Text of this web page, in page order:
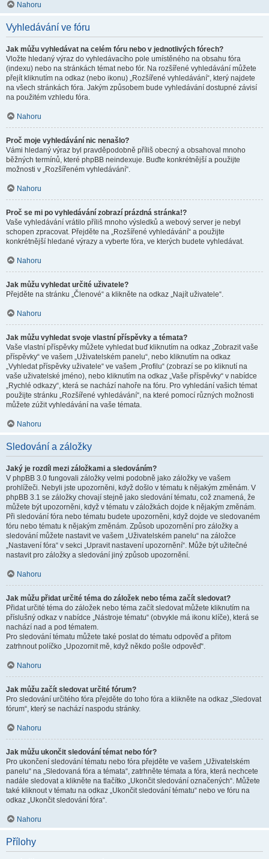
Nahoru
Vyhledávání ve fóru
Jak můžu vyhledávat na celém fóru nebo v jednotlivých fórech?
Vložte hledaný výraz do vyhledávacího pole umístěného na obsahu fóra
(indexu) nebo na stránkách témat nebo fór. Na rozšířené vyhledávání můžete
přejít kliknutím na odkaz (nebo ikonu) „Rozšířené vyhledávání“, který najdete
na všech stránkách fóra. Jakým způsobem bude vyhledávání dostupné závisí
na použitém vzhledu fóra.
Nahoru
Proč moje vyhledávání nic nenašlo?
Vámi hledaný výraz byl pravděpodobně příliš obecný a obsahoval mnoho
běžných termínů, které phpBB neindexuje. Buďte konkrétnější a použijte
možnosti v „Rozšířeném vyhledávání“.
Nahoru
Proč se mi po vyhledávání zobrazí prázdná stránka!?
Vaše vyhledávání vrátilo příliš mnoho výsledků a webový server je nebyl
schopen zpracovat. Přejděte na „Rozšířené vyhledávání“ a použijte
konkrétnější hledané výrazy a vyberte fóra, ve kterých budete vyhledávat.
Nahoru
Jak můžu vyhledat určité uživatele?
Přejděte na stránku „Členové“ a klikněte na odkaz „Najít uživatele“.
Nahoru
Jak můžu vyhledat svoje vlastní příspěvky a témata?
Vaše vlastní příspěvky můžete vyhledat buď kliknutím na odkaz „Zobrazit vaše
příspěvky“ ve vašem „Uživatelském panelu“, nebo kliknutím na odkaz
„Vyhledat příspěvky uživatele“ ve vašem „Profilu“ (zobrazí se po kliknutí na
vaše uživatelské jméno), nebo kliknutím na odkaz „Vaše příspěvky“ v nabídce
„Rychlé odkazy“, která se nachází nahoře na fóru. Pro vyhledání vašich témat
použijte stránku „Rozšířené vyhledávání“, na které pomocí různých možnosti
můžete zúžit vyhledávání na vaše témata.
Nahoru
Sledování a záložky
Jaký je rozdíl mezi záložkami a sledováním?
V phpBB 3.0 fungovali záložky velmi podobně jako záložky ve vašem
prohlížeči. Nebyli jste upozorněni, když došlo v tématu k nějakým změnám. V
phpBB 3.1 se záložky chovají stejně jako sledování tématu, což znamená, že
můžete být upozorněni, když v tématu v záložkách dojde k nějakým změnám.
Při sledování fóra nebo tématu budete upozorněni, když dojde ve sledovaném
fóru nebo tématu k nějakým změnám. Způsob upozornění pro záložky a
sledování můžete nastavit ve vašem „Uživatelském panelu“ na záložce
„Nastavení fóra“ v sekci „Upravit nastavení upozornění“. Může být užitečné
nastavit pro záložky a sledování jiný způsob upozornění.
Nahoru
Jak můžu přidat určité téma do záložek nebo téma začít sledovat?
Přidat určité téma do záložek nebo téma začít sledovat můžete kliknutím na
příslušný odkaz v nabídce „Nástroje tématu“ (obvykle má ikonu klíče), která se
nachází nad a pod tématem.
Pro sledování tématu můžete také poslat do tématu odpověď a přitom
zatrhnout políčko „Upozornit mě, když někdo pošle odpověď“.
Nahoru
Jak můžu začít sledovat určité fórum?
Pro sledování určitého fóra přejděte do toho fóra a klikněte na odkaz „Sledovat
fórum“, který se nachází naspodu stránky.
Nahoru
Jak můžu ukončit sledování témat nebo fór?
Pro ukončení sledování tématu nebo fóra přejděte ve vašem „Uživatelském
panelu“ na „Sledovaná fóra a témata“, zatrhněte témata a fóra, která nechcete
nadále sledovat a klikněte na tlačítko „Ukončit sledování označených“. Můžete
také kliknout v tématu na odkaz „Ukončit sledování tématu“ nebo ve fóru na
odkaz „Ukončit sledování fóra“.
Nahoru
Přílohy